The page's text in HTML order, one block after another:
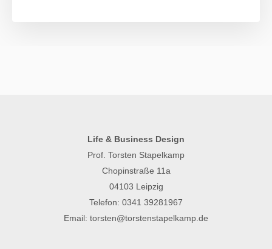
Life & Business Design
Prof. Torsten Stapelkamp
Chopinstraße 11a
04103 Leipzig
Telefon: 0341 39281967
Email: torsten@torstenstapelkamp.de